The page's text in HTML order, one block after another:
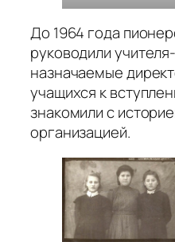
До 1964 года
руководили
назначаемые
учащихся к
знакомили с
организацией.